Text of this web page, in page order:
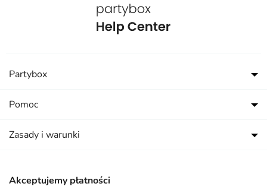
Akceptujemy płatności
Partybox
Pomoc
Zasady i warunki